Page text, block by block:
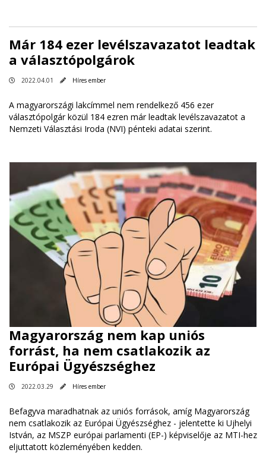
Már 184 ezer levélszavazatot leadtak
a választópolgárok
2022.04.01 Híres ember
A magyarországi lakcímmel nem rendelkező 456 ezer
választópolgár közül 184 ezren már leadtak levélszavazatot a
Nemzeti Választási Iroda (NVI) pénteki adatai szerint.
Magyarország nem kap uniós
forrást, ha nem csatlakozik az
Európai Ügyészséghez
2022.03.29 Híres ember
Befagyva maradhatnak az uniós források, amíg Magyarország
nem csatlakozik az Európai Ügyészséghez - jelentette ki Ujhelyi
István, az MSZP európai parlamenti (EP-) képviselője az MTI-hez
eljuttatott közleményében kedden.